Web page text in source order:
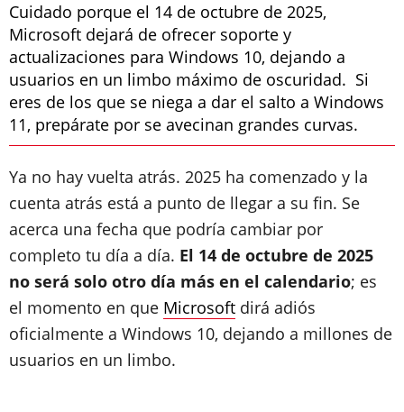
Cuidado porque el 14 de octubre de 2025,
Microsoft dejará de ofrecer soporte y
actualizaciones para Windows 10, dejando a
usuarios en un limbo máximo de oscuridad. Si
eres de los que se niega a dar el salto a Windows
11, prepárate por se avecinan grandes curvas.
Ya no hay vuelta atrás. 2025 ha comenzado y la
cuenta atrás está a punto de llegar a su fin. Se
acerca una fecha que podría cambiar por
completo tu día a día. El 14 de octubre de 2025
no será solo otro día más en el calendario; es
el momento en que Microsoft dirá adiós
oficialmente a Windows 10, dejando a millones de
usuarios en un limbo.